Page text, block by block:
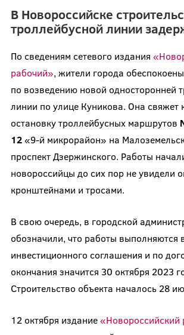
В Новороссийске
троллейбусной линии
По сведениям сетевого издания
рабочий», жители города
по возведению новой односторонней
линии по улице Куникова. Она свяжет
остановку троллейбусных маршрутов
12«9-й микрорайон» на
проспект Дзержинского. Работы
новороссийцы до сих пор не увидели
кронштейнами и тросами.
В свою очередь, в городской
обозначили, что работы выполняются
инвестиционного соглашения и по
окончания значится 30 октября 2023
Строительство объекта началось 28
12 октября издание«Новороссийский